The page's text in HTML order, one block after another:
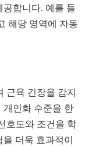
공합니다. 예를 들
해당 영역에 자동
근육 긴장을 감지
개인화 수준을 한
호도와 조건을 학
더욱 효과적이